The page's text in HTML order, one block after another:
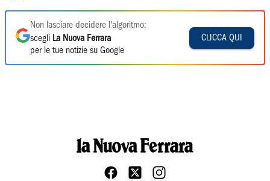
Non lasciare decidere l'algoritmo:
scegli La Nuova Ferrara
per le tue notizie su Google
CLICCA QUI